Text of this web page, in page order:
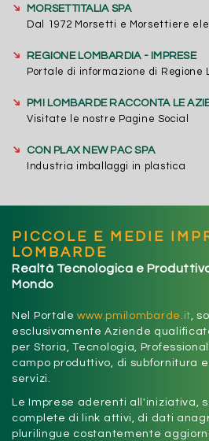
➔
MORSETTITALIA SPA
Dal 1972 Morsetti e Morsettiere
➔
REGIONE LOMBARDIA - IMPRESE
Portale di informazione di Regione
➔
PMI LOMBARDE RACCONTA LE
Visitate le nostre Pagine Social
➔
CON PLAX NEW PAC SPA
Industria imballaggi in plastica
PICCOLE E MEDIE
LOMBARDE
Realtà Tecnologica e
Mondo
Nel Portalewww.pmilombarde.it,
esclusivamente Aziende
per Storia, Tecnologia,
campo produttivo, di subfornitura
servizi.
Le Imprese aderenti all'iniziativa,
complete di link attivi, di dati
plurilingue costantemente